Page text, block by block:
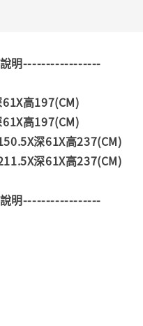
明-----------------
高197(CM)
高197(CM)
深61X高237(CM)
深61X高237(CM)
明-----------------